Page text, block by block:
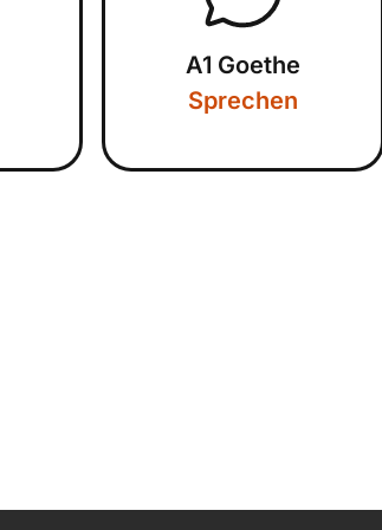
A1 Goethe
Sprechen